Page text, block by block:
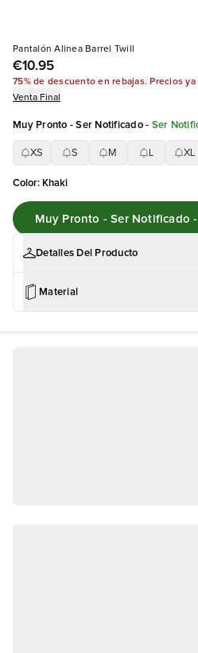
Pantalón Alinea Barrel Twill
€10.95
75% de descuento en rebajas. Precios
Venta Final
Muy Pronto - Ser Notificado- Ser
XS S M XL
Color: Khaki
Detalles Del Producto
Material